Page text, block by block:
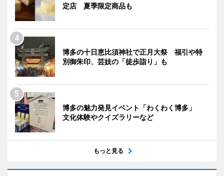
定店 夏季限定商品も
博多の十日恵比須神社で正月大祭 福引や特
別御朱印、芸妓の「徒歩詣り」も
博多の魅力発見イベント「わくわく博多」
文化体験やクイズラリーなど
もっと見る